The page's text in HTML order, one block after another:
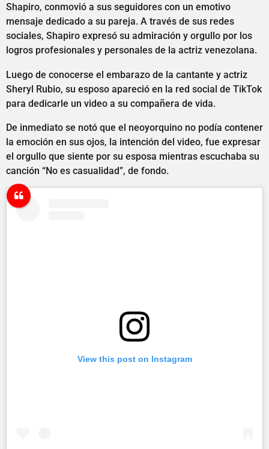
Shapiro, conmovió a sus seguidores con un emotivo
mensaje dedicado a su pareja. A través de sus redes
sociales, Shapiro expresó su admiración y orgullo por los
logros profesionales y personales de la actriz venezolana.
Luego de conocerse el embarazo de la cantante y actriz
Sheryl Rubio, su esposo apareció en la red social de TikTok
para dedicarle un video a su compañera de vida.
De inmediato se notó que el neoyorquino no podía contener
la emoción en sus ojos, la intención del video, fue expresar
el orgullo que siente por su esposa mientras escuchaba su
canción “No es casualidad”, de fondo.
View this post on Instagram